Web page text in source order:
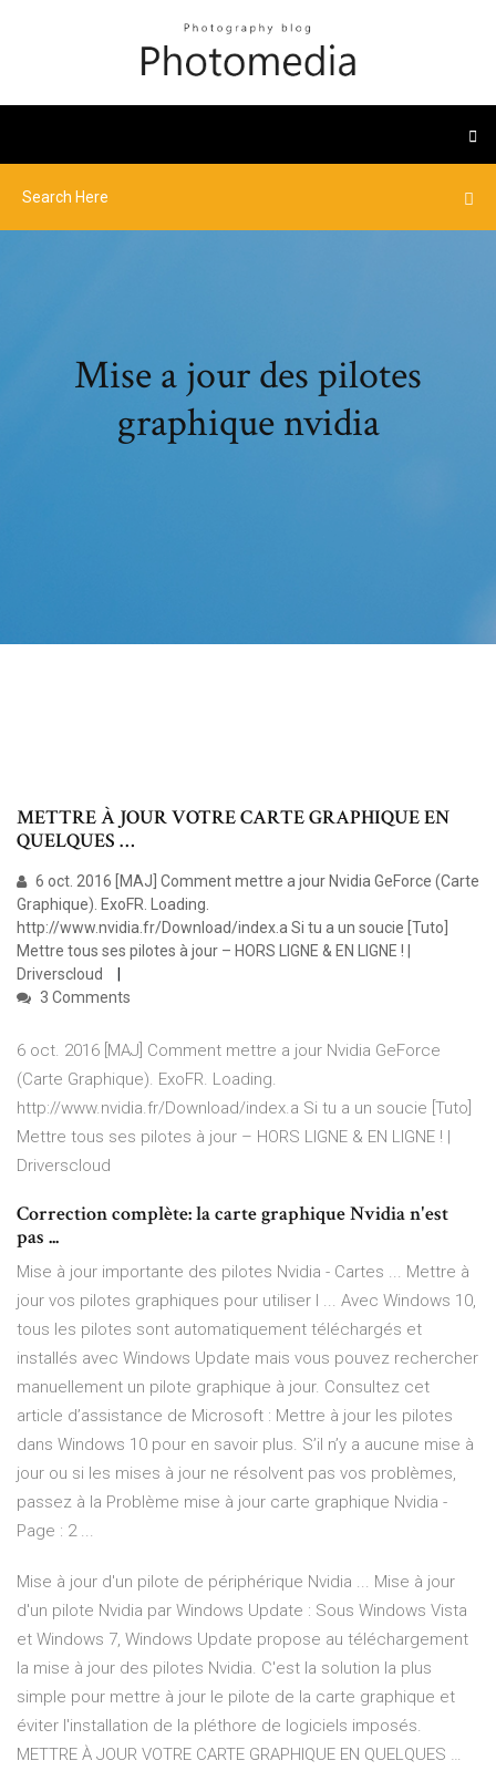
Mise a jour des pilotes
graphique nvidia
METTRE À JOUR VOTRE CARTE GRAPHIQUE EN
QUELQUES …
6 oct. 2016 [MAJ] Comment mettre a jour Nvidia GeForce (Carte
Graphique). ExoFR. Loading.
http://www.nvidia.fr/Download/index.a Si tu a un soucie [Tuto]
Mettre tous ses pilotes à jour – HORS LIGNE & EN LIGNE ! |
Driverscloud
3 Comments
6 oct. 2016 [MAJ] Comment mettre a jour Nvidia GeForce
(Carte Graphique). ExoFR. Loading.
http://www.nvidia.fr/Download/index.a Si tu a un soucie [Tuto]
Mettre tous ses pilotes à jour – HORS LIGNE & EN LIGNE ! |
Driverscloud
Correction complète: la carte graphique Nvidia n'est
pas ...
Mise à jour importante des pilotes Nvidia - Cartes ... Mettre à
jour vos pilotes graphiques pour utiliser l ... Avec Windows 10,
tous les pilotes sont automatiquement téléchargés et
installés avec Windows Update mais vous pouvez rechercher
manuellement un pilote graphique à jour. Consultez cet
article d’assistance de Microsoft : Mettre à jour les pilotes
dans Windows 10 pour en savoir plus. S’il n’y a aucune mise à
jour ou si les mises à jour ne résolvent pas vos problèmes,
passez à la Problème mise à jour carte graphique Nvidia -
Page : 2 ...
Mise à jour d'un pilote de périphérique Nvidia ... Mise à jour
d'un pilote Nvidia par Windows Update : Sous Windows Vista
et Windows 7, Windows Update propose au téléchargement
la mise à jour des pilotes Nvidia. C'est la solution la plus
simple pour mettre à jour le pilote de la carte graphique et
éviter l'installation de la pléthore de logiciels imposés.
METTRE À JOUR VOTRE CARTE GRAPHIQUE EN QUELQUES …